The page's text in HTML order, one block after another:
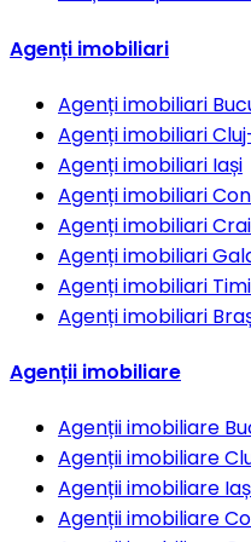
Agenți imobiliari
Agenți imobiliari
Agenți imobiliari
Agenți imobiliari Iași
Agenți imobiliari
Agenți imobiliari
Agenți imobiliari
Agenți imobiliari
Agenți imobiliari
Agenții imobiliare
Agenții imobiliare
Agenții imobiliare
Agenții imobiliare
Agenții imobiliare